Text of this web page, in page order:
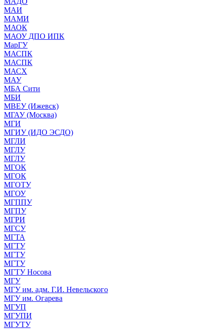
МАИ
МАМИ
МАОК
МАОУ ДПО ИПК
МарГУ
МАСПК
МАСПК
МАСХ
МАУ
МБА Сити
МБИ
МВЕУ (Ижевск)
МГАУ (Москва)
МГИ
МГИУ (ИДО ЭСДО)
МГЛИ
МГЛУ
МГЛУ
МГОК
МГОК
МГОТУ
МГОУ
МГППУ
МГПУ
МГРИ
МГСУ
МГТА
МГТУ
МГТУ
МГТУ
МГТУ Носова
МГУ
МГУ им. адм. Г.И. Невельского
МГУ им. Огарева
МГУП
МГУПИ
МГУТУ